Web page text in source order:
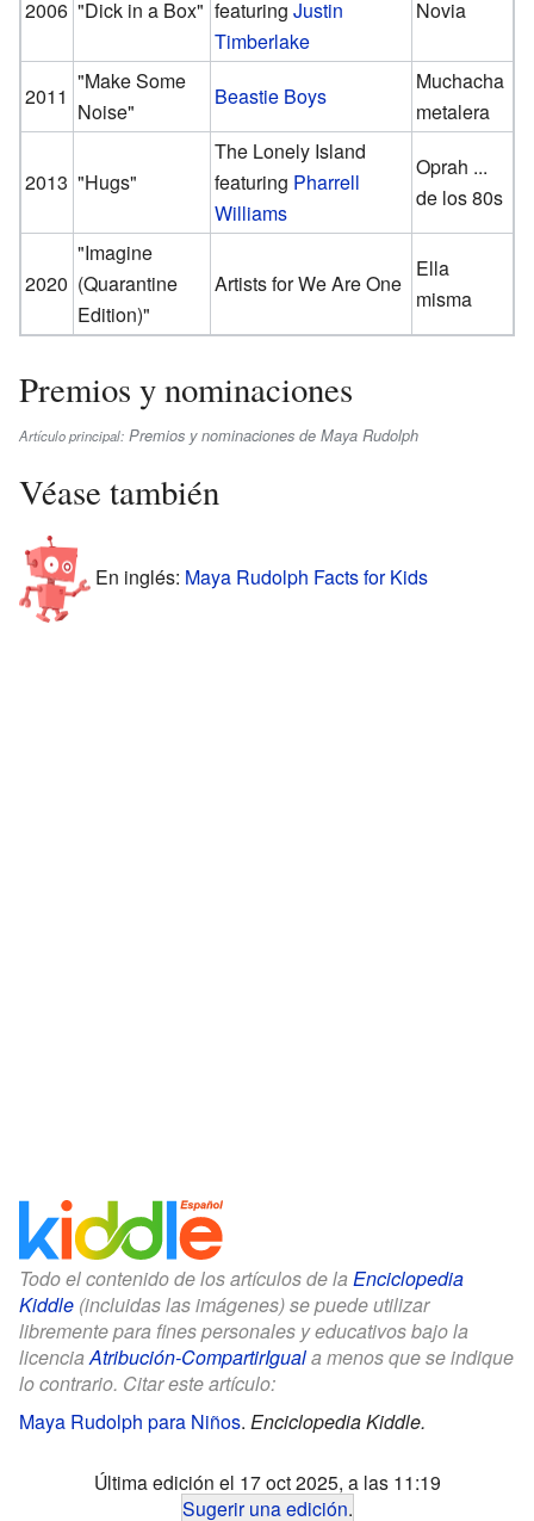
2006 "Dick in a Box" featuringJustin
Timberlake
Novia
2011
"Make Some
Noise"
Beastie Boys
Muchacha
metalera
2013 "Hugs"
The Lonely Island
featuring Pharrell
Williams
Oprah ...
de los 80s
2020
"Imagine
(Quarantine
Edition)"
Artists for We Are One
Ella
misma
Premios y nominaciones
Artículo principal: Premios y nominaciones de Maya Rudolph
Véase también
En inglés: Maya Rudolph Facts for Kids
Todo el contenido de los artículos de la Enciclopedia
Kiddle (incluidas las imágenes) se puede utilizar
libremente para fines personales y educativos bajo la
licenciaAtribución-CompartirIguala menos que se indique
lo contrario. Citar este artículo:
Maya Rudolph para Niños. Enciclopedia Kiddle.
Última edición el 17 oct 2025, a las 11:19
Sugerir una edición.